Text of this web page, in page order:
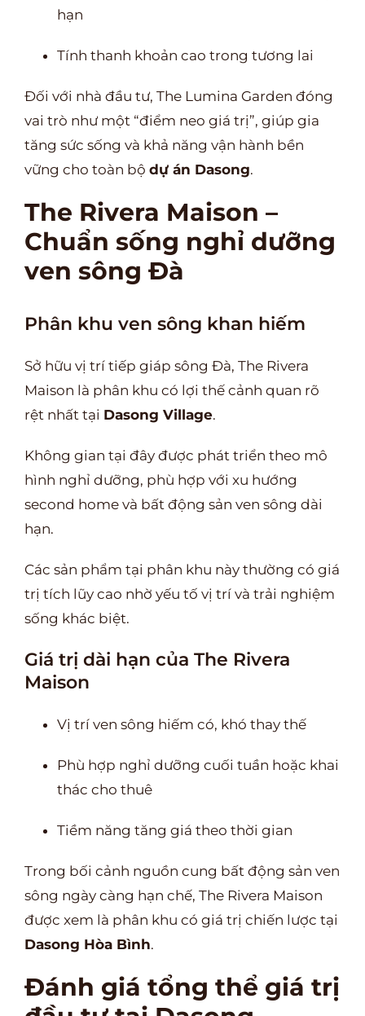
hạn
Tính thanh khoản cao trong tương lai
Đối với nhà đầu tư, The Lumina Garden đóng
vai trò như một “điểm neo giá trị”, giúp gia
tăng sức sống và khả năng vận hành bền
vững cho toàn bộ dự án Dasong.
The Rivera Maison –
Chuẩn sống nghỉ dưỡng
ven sông Đà
Phân khu ven sông khan hiếm
Sở hữu vị trí tiếp giáp sông Đà, The Rivera
Maison là phân khu có lợi thế cảnh quan rõ
rệt nhất tại Dasong Village.
Không gian tại đây được phát triển theo mô
hình nghỉ dưỡng, phù hợp với xu hướng
second home và bất động sản ven sông dài
hạn.
Các sản phẩm tại phân khu này thường có giá
trị tích lũy cao nhờ yếu tố vị trí và trải nghiệm
sống khác biệt.
Giá trị dài hạn của The Rivera
Maison
Vị trí ven sông hiếm có, khó thay thế
Phù hợp nghỉ dưỡng cuối tuần hoặc khai
thác cho thuê
Tiềm năng tăng giá theo thời gian
Trong bối cảnh nguồn cung bất động sản ven
sông ngày càng hạn chế, The Rivera Maison
được xem là phân khu có giá trị chiến lược tại
Dasong Hòa Bình.
Đánh giá tổng thể giá trị